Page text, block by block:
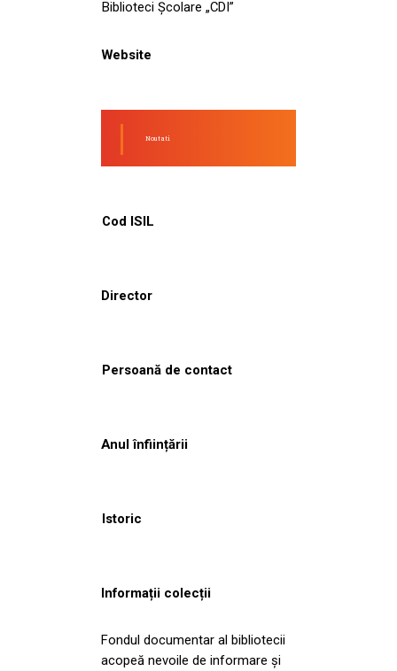
Biblioteci Școlare „CDI”
Website
Noutati
Cod ISIL
Director
Persoană de contact
Anul înființării
Istoric
Informații colecții
Fondul documentar al bibliotecii
acopeă nevoile de informare și